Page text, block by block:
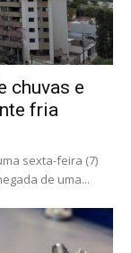
chuvas e
fria
sexta-feira (7)
de uma...